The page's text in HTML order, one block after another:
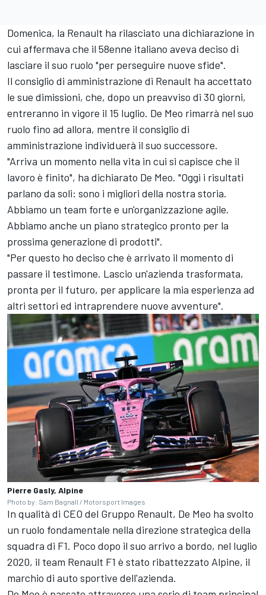
Domenica, la Renault ha rilasciato una dichiarazione in
cui affermava che il 58enne italiano aveva deciso di
lasciare il suo ruolo "per perseguire nuove sfide".
Il consiglio di amministrazione di Renault ha accettato
le sue dimissioni, che, dopo un preavviso di 30 giorni,
entreranno in vigore il 15 luglio. De Meo rimarrà nel suo
ruolo fino ad allora, mentre il consiglio di
amministrazione individuerà il suo successore.
"Arriva un momento nella vita in cui si capisce che il
lavoro è finito", ha dichiarato De Meo. "Oggi i risultati
parlano da soli: sono i migliori della nostra storia.
Abbiamo un team forte e un'organizzazione agile.
Abbiamo anche un piano strategico pronto per la
prossima generazione di prodotti".
"Per questo ho deciso che è arrivato il momento di
passare il testimone. Lascio un'azienda trasformata,
pronta per il futuro, per applicare la mia esperienza ad
altri settori ed intraprendere nuove avventure".
Pierre Gasly, Alpine
Photo by: Sam Bagnall / Motorsport Images
In qualità di CEO del Gruppo Renault, De Meo ha svolto
un ruolo fondamentale nella direzione strategica della
squadra di F1. Poco dopo il suo arrivo a bordo, nel luglio
2020, il team Renault F1 è stato ribattezzato Alpine, il
marchio di auto sportive dell'azienda.